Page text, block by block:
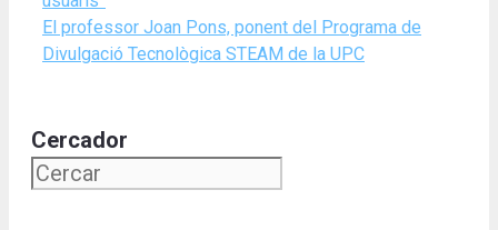
El professor Joan Pons, ponent del Programa de
Divulgació Tecnològica STEAM de la UPC
Cercador